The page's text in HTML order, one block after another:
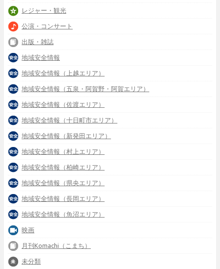
レジャー・観光
公演・コンサート
出版・雑誌
地域安全情報
地域安全情報（上越エリア）
地域安全情報（五泉・阿賀野・阿賀エリア）
地域安全情報（佐渡エリア）
地域安全情報（十日町市エリア）
地域安全情報（新発田エリア）
地域安全情報（村上エリア）
地域安全情報（柏崎エリア）
地域安全情報（県央エリア）
地域安全情報（長岡エリア）
地域安全情報（魚沼エリア）
映画
月刊Komachi（こまち）
未分類